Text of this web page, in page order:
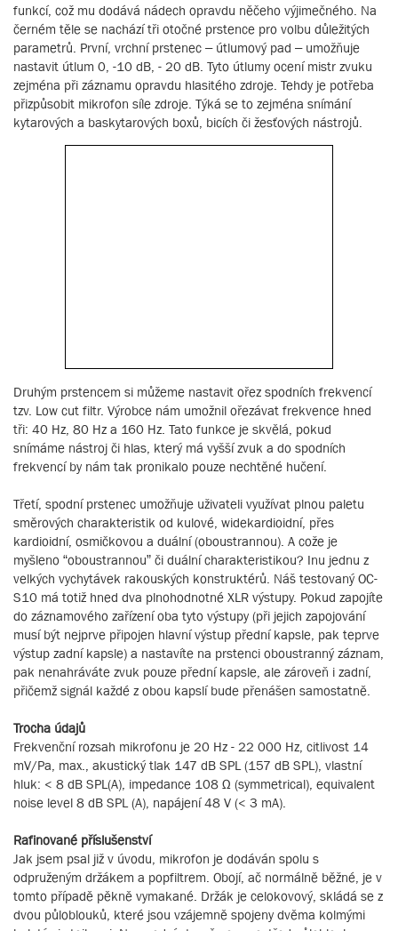
funkcí, což mu dodává nádech opravdu něčeho výjimečného. Na
černém těle se nachází tři otočné prstence pro volbu důležitých
parametrů. První, vrchní prstenec – útlumový pad – umožňuje
nastavit útlum 0, -10 dB, - 20 dB. Tyto útlumy ocení mistr zvuku
zejména při záznamu opravdu hlasitého zdroje. Tehdy je potřeba
přizpůsobit mikrofon síle zdroje. Týká se to zejména snímání
kytarových a baskytarových boxů, bicích či žesťových nástrojů.
Druhým prstencem si můžeme nastavit ořez spodních frekvencí
tzv. Low cut filtr. Výrobce nám umožnil ořezávat frekvence hned
tři: 40 Hz, 80 Hz a 160 Hz. Tato funkce je skvělá, pokud
snímáme nástroj či hlas, který má vyšší zvuk a do spodních
frekvencí by nám tak pronikalo pouze nechtěné hučení.
Třetí, spodní prstenec umožňuje uživateli využívat plnou paletu
směrových charakteristik od kulové, widekardioidní, přes
kardioidní, osmičkovou a duální (oboustrannou). A cože je
myšleno “oboustrannou” či duální charakteristikou? Inu jednu z
velkých vychytávek rakouských konstruktérů. Náš testovaný OC-
S10 má totiž hned dva plnohodnotné XLR výstupy. Pokud zapojíte
do záznamového zařízení oba tyto výstupy (při jejich zapojování
musí být nejprve připojen hlavní výstup přední kapsle, pak teprve
výstup zadní kapsle) a nastavíte na prstenci oboustranný záznam,
pak nenahráváte zvuk pouze přední kapsle, ale zároveň i zadní,
přičemž signál každé z obou kapslí bude přenášen samostatně.
Trocha údajů
Frekvenční rozsah mikrofonu je 20 Hz - 22 000 Hz, citlivost 14
mV/Pa, max., akustický tlak 147 dB SPL (157 dB SPL), vlastní
hluk: < 8 dB SPL(A), impedance 108 Ω (symmetrical), equivalent
noise level 8 dB SPL (A), napájení 48 V (< 3 mA).
Rafinované příslušenství
Jak jsem psal již v úvodu, mikrofon je dodáván spolu s
odpruženým držákem a popfiltrem. Obojí, ač normálně běžné, je v
tomto případě pěkně vymakané. Držák je celokovový, skládá se z
dvou půloblouků, které jsou vzájemně spojeny dvěma kolmými